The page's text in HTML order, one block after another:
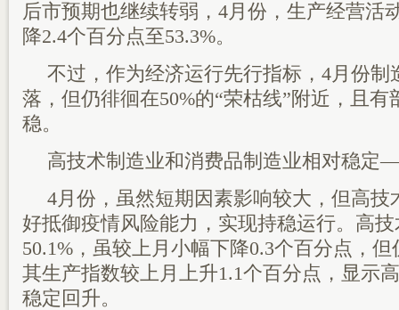
后市预期也继续转弱，4月份，生产经营活
降2.4个百分点至53.3%。
不过，作为经济运行先行指标，4月份制
落，但仍徘徊在50%的“荣枯线”附近，且
稳。
高技术制造业和消费品制造业相对稳
4月份，虽然短期因素影响较大，但高技
好抵御疫情风险能力，实现持稳运行。高
50.1%，虽较上月小幅下降0.3个百分点，
其生产指数较上月上升1.1个百分点，显示
稳定回升。